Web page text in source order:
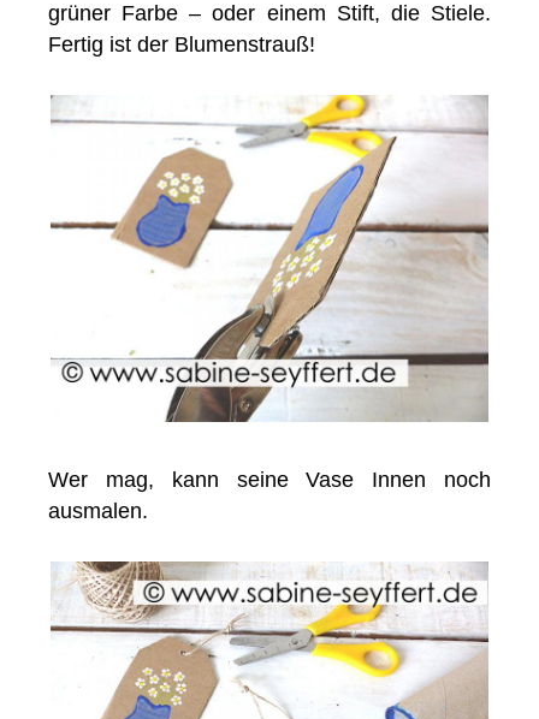
grüner Farbe – oder einem Stift, die Stiele.
Fertig ist der Blumenstrauß!
Wer mag, kann seine Vase Innen noch
ausmalen.